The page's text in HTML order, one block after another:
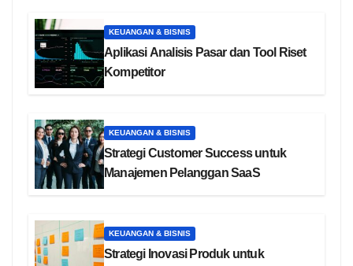
KEUANGAN & BISNIS
Aplikasi Analisis Pasar dan Tool Riset
Kompetitor
KEUANGAN & BISNIS
Strategi Customer Success untuk
Manajemen Pelanggan SaaS
KEUANGAN & BISNIS
Strategi Inovasi Produk untuk